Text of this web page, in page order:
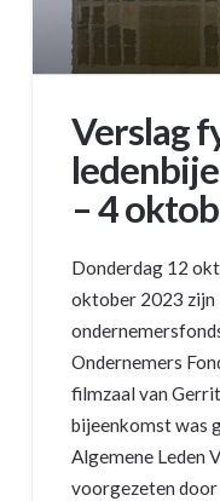
Verslag
– 4
Donderdag 12
oktober 2023 zijn
Ondernemers
filmzaal van
bijeenkomst was
Algemene Leden
voorgezeten